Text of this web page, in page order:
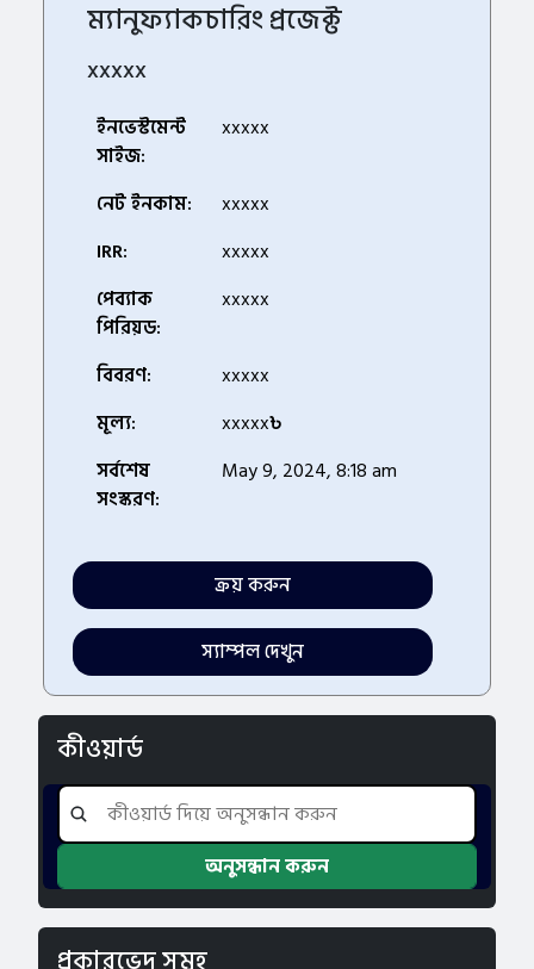
ম্যানুফ্যাকচারিং প্রজেক্ট
xxxxx
ইনভেস্টমেন্ট
সাইজ:
xxxxx
নেট ইনকাম:
xxxxx
IRR:
xxxxx
পেব্যাক
পিরিয়ড:
xxxxx
বিবরণ:
xxxxx
মূল্য:
xxxxx৳
সর্বশেষ
সংস্করণ:
May 9, 2024, 8:18 am
ক্রয় করুন
স্যাম্পল দেখুন
কীওয়ার্ড